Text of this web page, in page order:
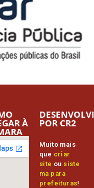
À
Muito mais
que criar
site ou siste
ma para
prefeituras!
POR CR2